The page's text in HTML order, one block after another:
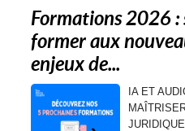
Formations 2026 :
former aux
enjeux de...
IA ET